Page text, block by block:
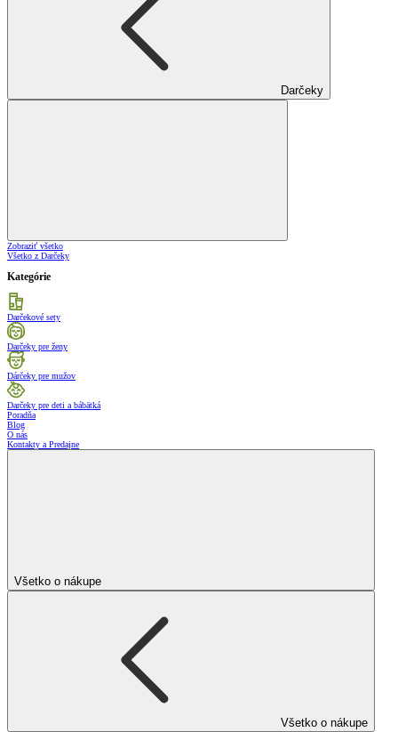
Darčeky
Zobraziť všetko
Všetko z Darčeky
Kategórie
Darčekové sety
Darčeky pre ženy
Dárčeky pre mužov
Darčeky pre deti a bábätká
Poradňa
Blog
O nás
Kontakty a Predajne
Všetko o nákupe
Všetko o nákupe